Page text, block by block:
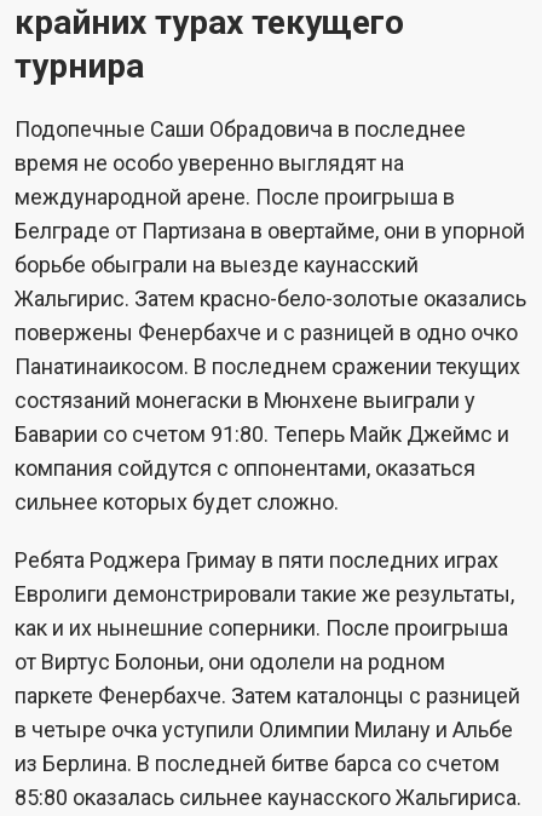
крайних турах текущего
турнира
Подопечные Саши Обрадовича в последнее
время не особо уверенно выглядят на
международной арене. После проигрыша в
Белграде от Партизана в овертайме, они в упорной
борьбе обыграли на выезде каунасский
Жальгирис. Затем красно-бело-золотые оказались
повержены Фенербахче и с разницей в одно очко
Панатинаикосом. В последнем сражении текущих
состязаний монегаски в Мюнхене выиграли у
Баварии со счетом 91:80. Теперь Майк Джеймс и
компания сойдутся с оппонентами, оказаться
сильнее которых будет сложно.
Ребята Роджера Гримау в пяти последних играх
Евролиги демонстрировали такие же результаты,
как и их нынешние соперники. После проигрыша
от Виртус Болоньи, они одолели на родном
паркете Фенербахче. Затем каталонцы с разницей
в четыре очка уступили Олимпии Милану и Альбе
из Берлина. В последней битве барса со счетом
85:80 оказалась сильнее каунасского Жальгириса.